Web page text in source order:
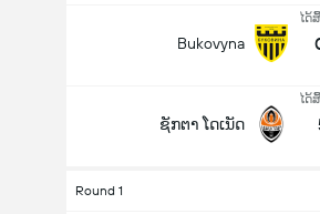
Bukovyna
ໄດ້
ຊັກຕາ ໂດເນັດ
ໄດ້
Round 1